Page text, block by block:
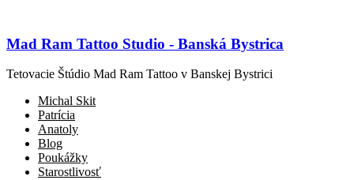
Mad Ram Tattoo Studio - Banská Bystrica
Tetovacie Štúdio Mad Ram Tattoo v Banskej Bystrici
Michal Skit
Patrícia
Anatoly
Blog
Poukážky
Starostlivosť